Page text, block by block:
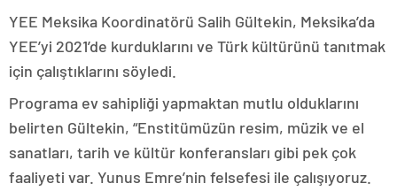
YEE Meksika Koordinatörü Salih Gültekin, Meksika’da
YEE’yi 2021’de kurduklarını ve Türk kültürünü tanıtmak
için çalıştıklarını söyledi.
Programa ev sahipliği yapmaktan mutlu olduklarını
belirten Gültekin, “Enstitümüzün resim, müzik ve el
sanatları, tarih ve kültür konferansları gibi pek çok
faaliyeti var. Yunus Emre’nin felsefesi ile çalışıyoruz.